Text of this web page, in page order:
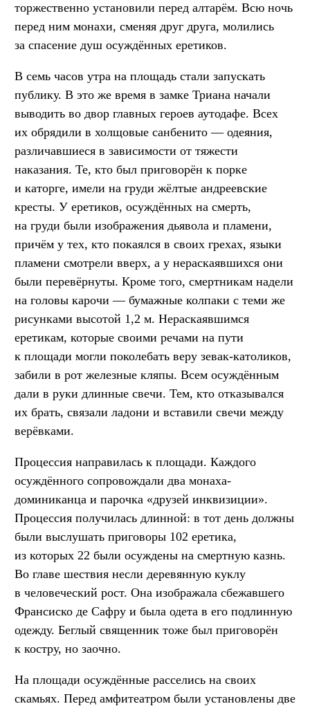
торжественно установили перед алтарём. Всю ночь
перед ним монахи, сменяя друг друга, молились
за спасение душ осуждённых еретиков.
В семь часов утра на площадь стали запускать
публику. В это же время в замке Триана начали
выводить во двор главных героев аутодафе. Всех
их обрядили в холщовые санбенито — одеяния,
различавшиеся в зависимости от тяжести
наказания. Те, кто был приговорён к порке
и каторге, имели на груди жёлтые андреевские
кресты. У еретиков, осуждённых на смерть,
на груди были изображения дьявола и пламени,
причём у тех, кто покаялся в своих грехах, языки
пламени смотрели вверх, а у нераскаявшихся они
были перевёрнуты. Кроме того, смертникам надели
на головы карочи — бумажные колпаки с теми же
рисунками высотой 1,2 м. Нераскаявшимся
еретикам, которые своими речами на пути
к площади могли поколебать веру зевак-католиков,
забили в рот железные кляпы. Всем осуждённым
дали в руки длинные свечи. Тем, кто отказывался
их брать, связали ладони и вставили свечи между
верёвками.
Процессия направилась к площади. Каждого
осуждённого сопровождали два монаха-
доминиканца и парочка «друзей инквизиции».
Процессия получилась длинной: в тот день должны
были выслушать приговоры 102 еретика,
из которых 22 были осуждены на смертную казнь.
Во главе шествия несли деревянную куклу
в человеческий рост. Она изображала сбежавшего
Франсиско де Сафру и была одета в его подлинную
одежду. Беглый священник тоже был приговорён
к костру, но заочно.
На площади осуждённые расселись на своих
скамьях. Перед амфитеатром были установлены две